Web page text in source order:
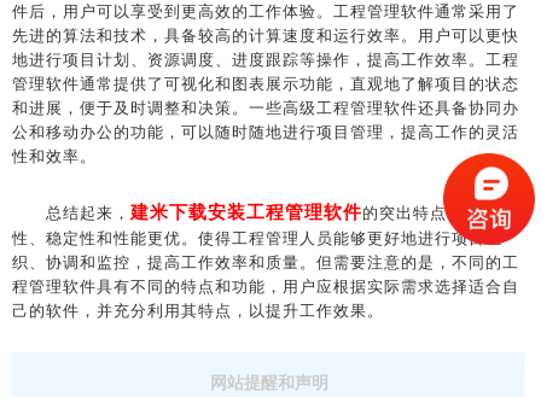
件后，用户可以享受到更高效的工作体验。工程管理软件通常采用了
先进的算法和技术，具备较高的计算速度和运行效率。用户可以更快
地进行项目计划、资源调度、进度跟踪等操作，提高工作效率。工程
管理软件通常提供了可视化和图表展示功能，直观地了解项目的状态
和进展，便于及时调整和决策。一些高级工程管理软件还具备协同办
公和移动办公的功能，可以随时随地进行项目管理，提高工作的灵活
性和效率。
总结起来， 建米下载安装工程管理软件的突出特点包括灵活
性、稳定性和性能更优。使得工程管理人员能够更好地进行项目组
织、协调和监控，提高工作效率和质量。但需要注意的是，不同的工
程管理软件具有不同的特点和功能，用户应根据实际需求选择适合自
己的软件，并充分利用其特点，以提升工作效果。
网站提醒和声明